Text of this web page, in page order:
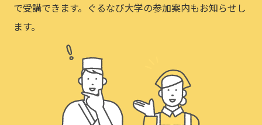
で受講できます。ぐるなび大学の参加案内もお知らせし
ます。